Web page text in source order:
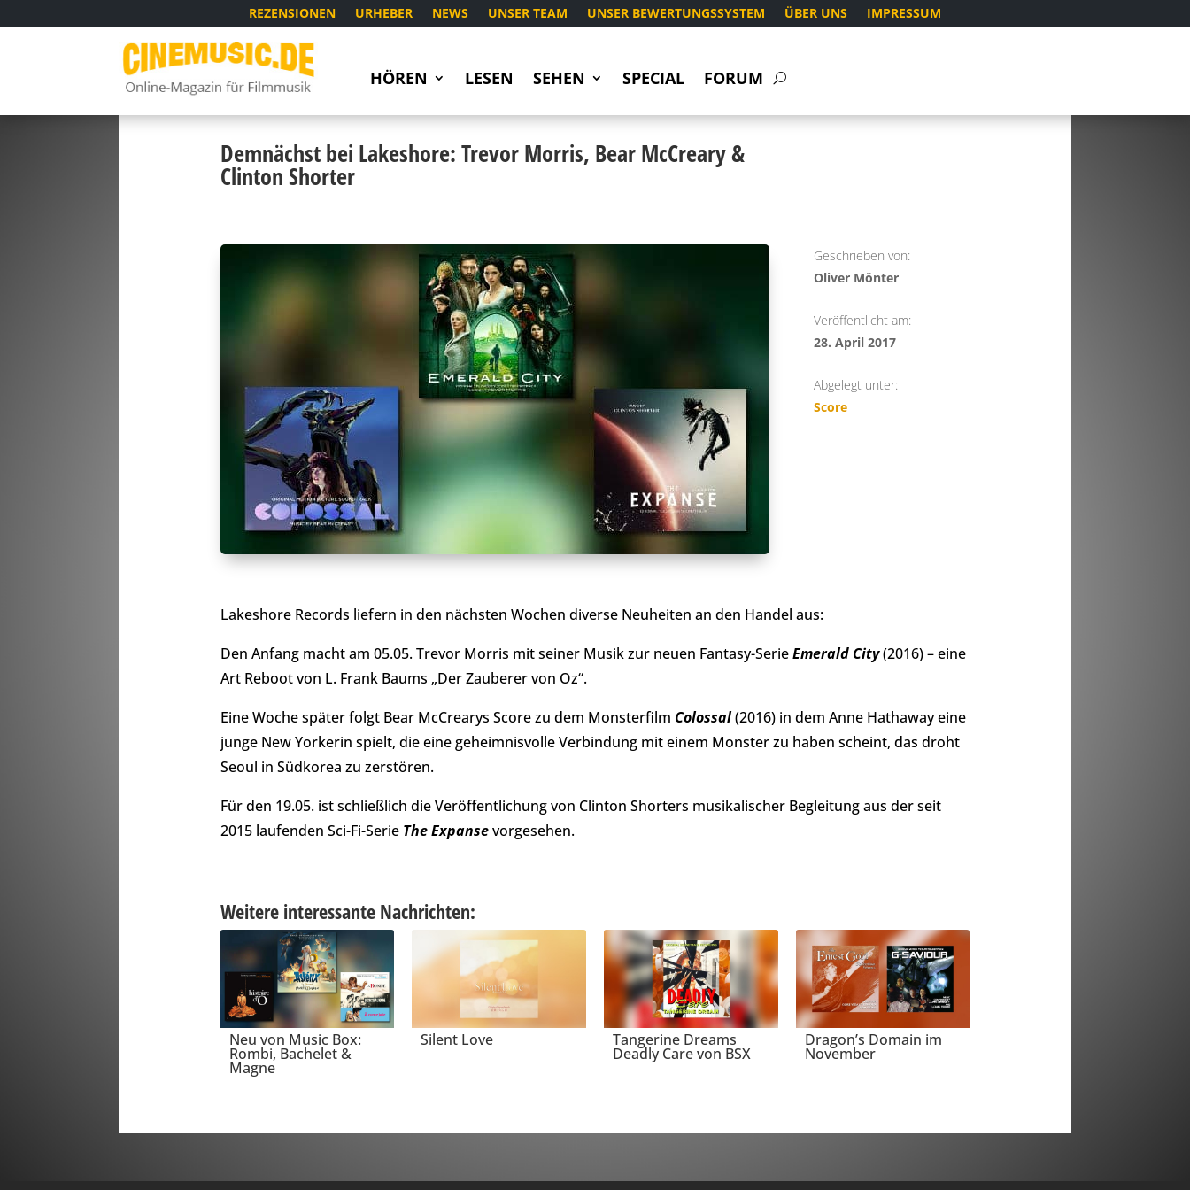
REZENSIONEN URHEBER NEWS UNSER TEAM UNSER BEWERTUNGSSYSTEM ÜBER UNS IMPRESSUM
HÖREN LESEN SEHEN SPECIAL FORUM
Demnächst bei Lakeshore: Trevor Morris, Bear McCreary &
Clinton Shorter
Geschrieben von:
Oliver Mönter
Veröffentlicht am:
28. April 2017
Abgelegt unter:
Score
Lakeshore Records liefern in den nächsten Wochen diverse Neuheiten an den Handel aus:
Den Anfang macht am 05.05. Trevor Morris mit seiner Musik zur neuen Fantasy-SerieEmerald City(2016) – eine
Art Reboot von L. Frank Baums „Der Zauberer von Oz“.
Eine Woche später folgt Bear McCrearys Score zu dem Monsterfilm Colossal(2016) in dem Anne Hathaway eine
junge New Yorkerin spielt, die eine geheimnisvolle Verbindung mit einem Monster zu haben scheint, das droht
Seoul in Südkorea zu zerstören.
Für den 19.05. ist schließlich die Veröffentlichung von Clinton Shorters musikalischer Begleitung aus der seit
2015 laufenden Sci-Fi-Serie The Expansevorgesehen.
Weitere interessante Nachrichten:
Neu von Music Box:
Rombi, Bachelet &
Magne
Silent Love Tangerine Dreams
Deadly Care von BSX
Dragon’s Domain im
November